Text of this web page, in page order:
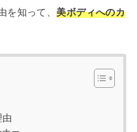
を知って、 美ボディへのカ
由